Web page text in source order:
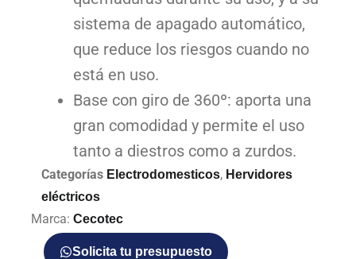
sistema de apagado automático,
que reduce los riesgos cuando no
está en uso.
Base con giro de 360º: aporta una
gran comodidad y permite el uso
tanto a diestros como a zurdos.
Categorías Electrodomesticos, Hervidores
eléctricos
Marca: Cecotec
Solicita tu presupuesto